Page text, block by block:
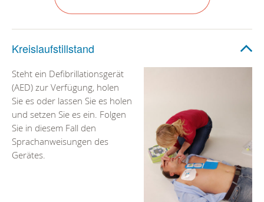
Kreislaufstillstand
Steht ein Defibrillationsgerät
(AED) zur Verfügung, holen
Sie es oder lassen Sie es holen
und setzen Sie es ein. Folgen
Sie in diesem Fall den
Sprachanweisungen des
Gerätes.